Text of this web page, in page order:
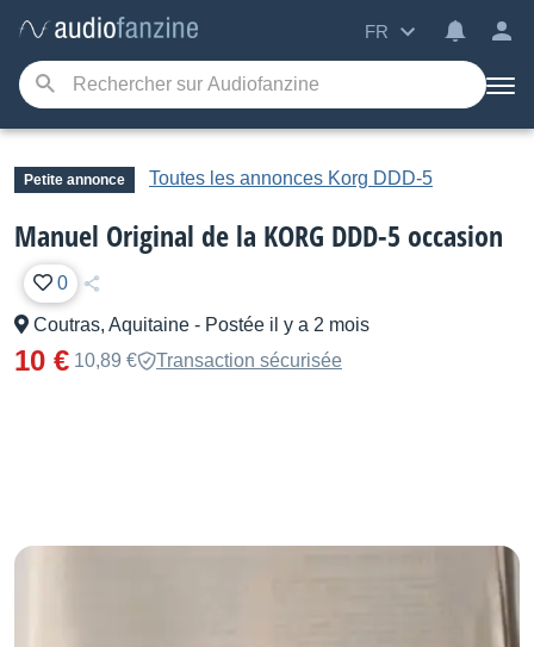
FR
Petite annonce Toutes les annonces Korg DDD-5
Manuel Original de la KORG DDD-5 occasion
0
Coutras, Aquitaine - Postée il y a 2 mois
10 € 10,89 € Transaction sécurisée